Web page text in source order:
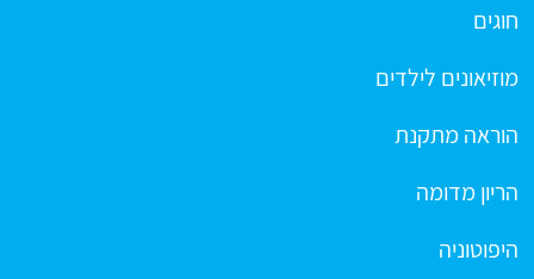
חוגים
מוזיאונים לילדים
הוראה מתקנת
הריון מדומה
היפוטוניה